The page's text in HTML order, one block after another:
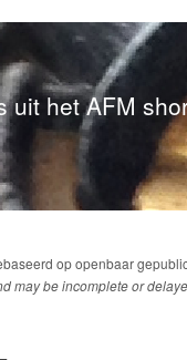
uit het AFM
op openbaar
may be incomplete or